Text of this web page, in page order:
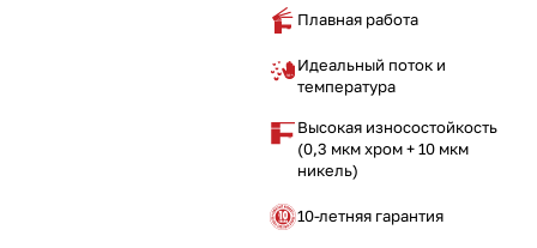
Плавная работа
Идеальный поток и
температура
Высокая износостойкость
(0,3 мкм хром + 10 мкм
никель)
10-летняя гарантия